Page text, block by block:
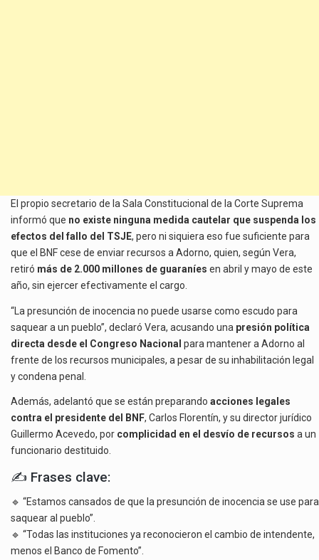
El propio secretario de la Sala Constitucional de la Corte Suprema
informó que no existe ninguna medida cautelar que suspenda los
efectos del fallo del TSJE, pero ni siquiera eso fue suficiente para
que el BNF cese de enviar recursos a Adorno, quien, según Vera,
retiró más de 2.000 millones de guaraníes en abril y mayo de este
año, sin ejercer efectivamente el cargo.
“La presunción de inocencia no puede usarse como escudo para
saquear a un pueblo”, declaró Vera, acusando una presión política
directa desde el Congreso Nacional para mantener a Adorno al
frente de los recursos municipales, a pesar de su inhabilitación legal
y condena penal.
Además, adelantó que se están preparando acciones legales
contra el presidente del BNF, Carlos Florentín, y su director jurídico
Guillermo Acevedo, por complicidad en el desvío de recursos a un
funcionario destituido.
✍️ Frases clave:
🔹 “Estamos cansados de que la presunción de inocencia se use para
saquear al pueblo”.
🔹 “Todas las instituciones ya reconocieron el cambio de intendente,
menos el Banco de Fomento”.